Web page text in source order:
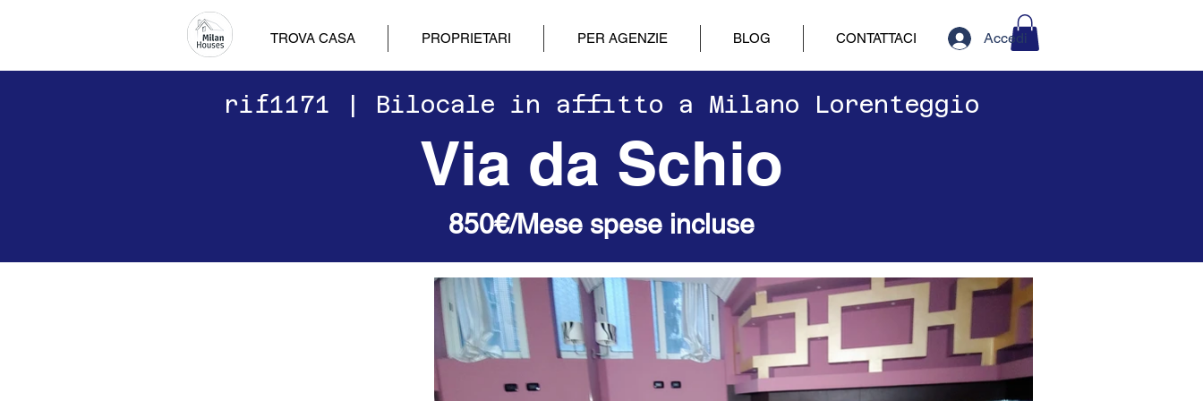
TROVA CASA PROPRIETARI PER AGENZIE BLOG CONTATTACI Accedi
​​rif1171 | Bilocale in affitto a Milano Lorenteggio
Via da Schio
850€/Mese spese incluse